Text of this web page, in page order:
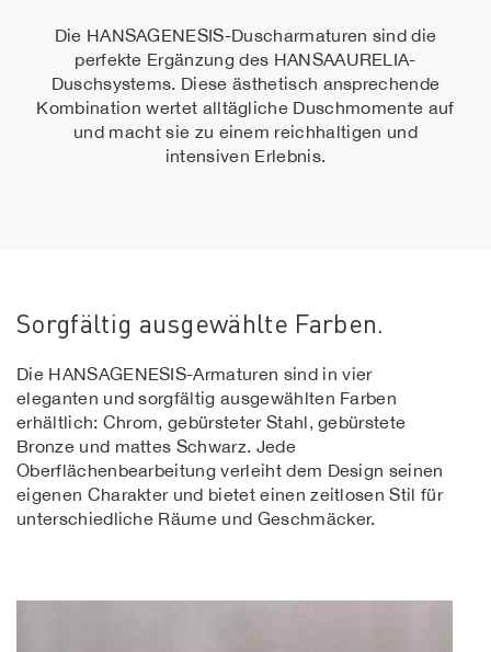
Die HANSAGENESIS-Duscharmaturen sind die
perfekte Ergänzung des HANSAAURELIA-
Duschsystems. Diese ästhetisch ansprechende
Kombination wertet alltägliche Duschmomente auf
und macht sie zu einem reichhaltigen und
intensiven Erlebnis.
Sorgfältig ausgewählte Farben.
Die HANSAGENESIS-Armaturen sind in vier
eleganten und sorgfältig ausgewählten Farben
erhältlich: Chrom, gebürsteter Stahl, gebürstete
Bronze und mattes Schwarz. Jede
Oberflächenbearbeitung verleiht dem Design seinen
eigenen Charakter und bietet einen zeitlosen Stil für
unterschiedliche Räume und Geschmäcker.